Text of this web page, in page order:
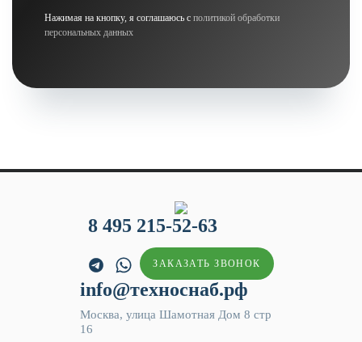
Нажимая на кнопку, я соглашаюсь с политикой обработки
персональных данных
8 495 215-52-63
ЗАКАЗАТЬ ЗВОНОК
info@техноснаб.рф
Москва, улица Шамотная Дом 8 стр
16